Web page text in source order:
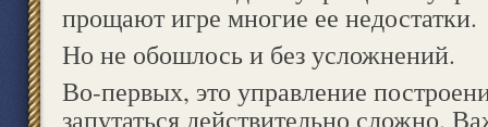
прощают игре многие ее недостатки.
Но не обошлось и без усложнений.
Во-первых, это управление
запутаться действительно сложно.